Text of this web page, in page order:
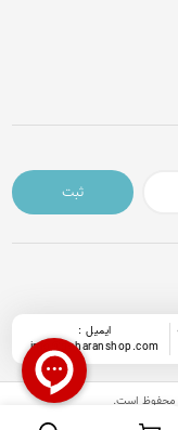
ثبت
ایمیل :
info@goharanshop.com
محفوظ است.